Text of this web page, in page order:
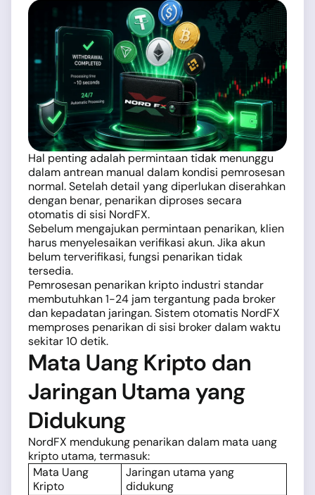
Hal penting adalah permintaan tidak menunggu
dalam antrean manual dalam kondisi pemrosesan
normal. Setelah detail yang diperlukan diserahkan
dengan benar, penarikan diproses secara
otomatis di sisi NordFX.
Sebelum mengajukan permintaan penarikan, klien
harus menyelesaikan verifikasi akun. Jika akun
belum terverifikasi, fungsi penarikan tidak
tersedia.
Pemrosesan penarikan kripto industri standar
membutuhkan 1-24 jam tergantung pada broker
dan kepadatan jaringan. Sistem otomatis NordFX
memproses penarikan di sisi broker dalam waktu
sekitar 10 detik.
Mata Uang Kripto dan
Jaringan Utama yang
Didukung
NordFX mendukung penarikan dalam mata uang
kripto utama, termasuk:
Mata Uang
Kripto
Jaringan utama yang
didukung